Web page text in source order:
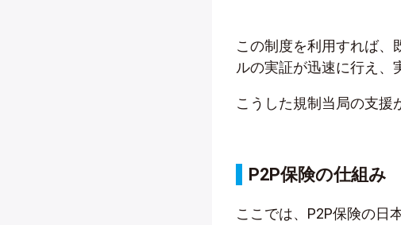
この制度を利用すれば、
ルの実証が迅速に行え、
こうした規制当局の支援
P2P保険の仕組み
ここでは、P2P保険の日